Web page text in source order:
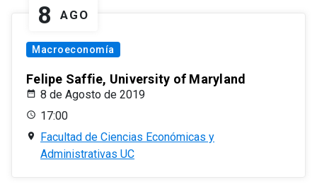
8 AGO
Macroeconomía
Felipe Saffie, University of Maryland
8 de Agosto de 2019
17:00
Facultad de Ciencias Económicas y
Administrativas UC